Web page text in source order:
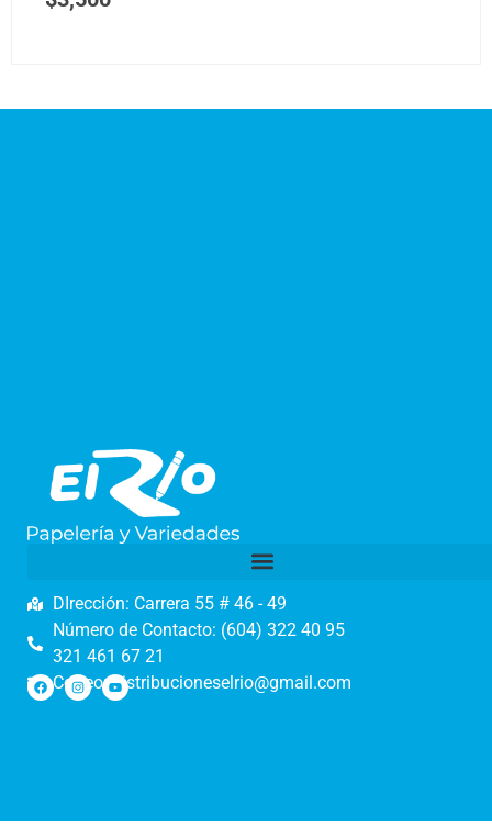
DIrección: Carrera 55 # 46 - 49
Número de Contacto: (604) 322 40 95
321 461 67 21
Correo: distribucioneselrio@gmail.com